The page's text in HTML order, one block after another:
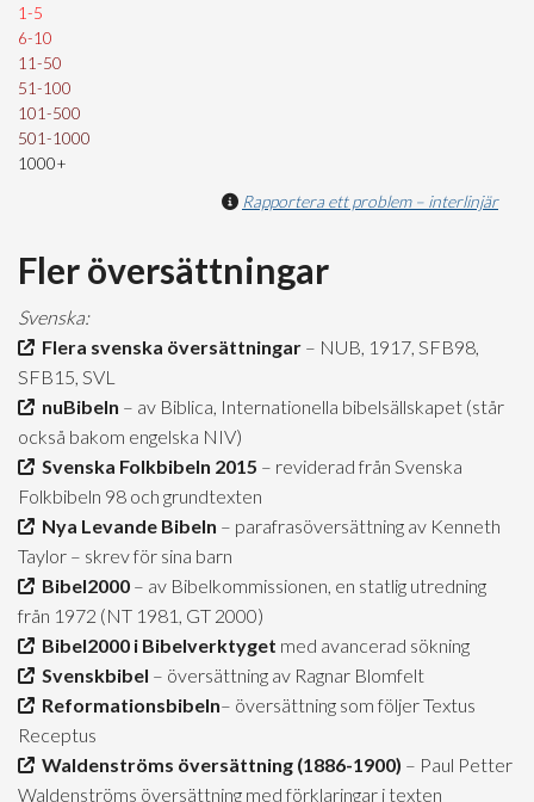
1-5
6-10
11-50
51-100
101-500
501-1000
1000+
Rapportera ett problem – interlinjär
Fler översättningar
Svenska:
Flera svenska översättningar – NUB, 1917, SFB98,
SFB15, SVL
nuBibeln – av Biblica, Internationella bibelsällskapet (står
också bakom engelska NIV)
Svenska Folkbibeln 2015 – reviderad från Svenska
Folkbibeln 98 och grundtexten
Nya Levande Bibeln – parafrasöversättning av Kenneth
Taylor – skrev för sina barn
Bibel2000 – av Bibelkommissionen, en statlig utredning
från 1972 (NT 1981, GT 2000)
Bibel2000 i Bibelverktyget med avancerad sökning
Svenskbibel – översättning av Ragnar Blomfelt
Reformationsbibeln– översättning som följer Textus
Receptus
Waldenströms översättning (1886-1900) – Paul Petter
Waldenströms översättning med förklaringar i texten